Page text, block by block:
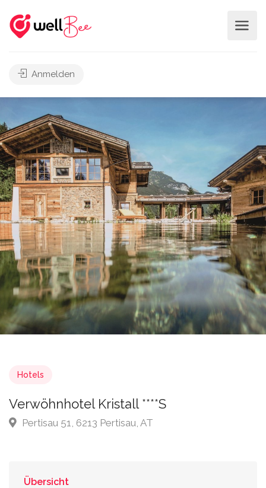
Anmelden
Hotels
Verwöhnhotel Kristall ****S
Pertisau 51, 6213 Pertisau, AT
Übersicht